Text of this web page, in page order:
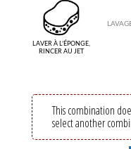
LAVER À L’ÉPONGE,
RINCER AU JET
This combination
select another